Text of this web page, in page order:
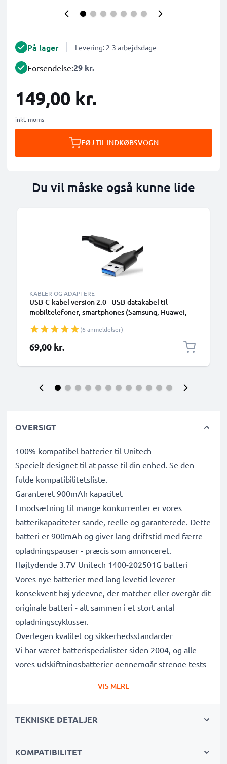
På lager Levering: 2-3 arbejdsdage
Forsendelse:29 kr.
149,00 kr.
inkl. moms
FØJ TIL INDKØBSVOGN
Du vil måske også kunne lide
KABLER OG ADAPTERE
USB-C-kabel version 2.0 - USB-datakabel til
mobiltelefoner, smartphones (Samsung, Huawei,
Sony, GoPro) og mange flere - 1,0m 3A-
opladerkabel med USB Type C-stik
(6 anmeldelser)
69,00 kr.
OVERSIGT
100% kompatibel batterier til Unitech
Specielt designet til at passe til din enhed. Se den
fulde kompatibilitetsliste.
Garanteret 900mAh kapacitet
I modsætning til mange konkurrenter er vores
batterikapaciteter sande, reelle og garanterede. Dette
batteri er 900mAh og giver lang driftstid med færre
opladningspauser - præcis som annonceret.
Højtydende 3.7V Unitech 1400-202501G batteri
Vores nye batterier med lang levetid leverer
konsekvent høj ydeevne, der matcher eller overgår dit
originale batteri - alt sammen i et stort antal
opladningscyklusser.
Overlegen kvalitet og sikkerhedsstandarder
Vi har været batterispecialister siden 2004, og alle
vores udskiftningsbatterier gennemgår strenge tests
Udskift batteriet, ikke din enhed. Det er det smartere,
penge og samtidig reducerer dit miljømæssige
VIS MERE
TEKNISKE DETALJER
KOMPATIBILITET